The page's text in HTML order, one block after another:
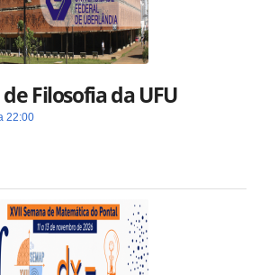
Filosofia da UFU
22:00